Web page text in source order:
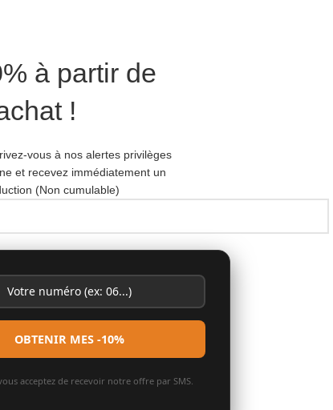
à partir de
!
vous à nos alertes privilèges
et recevez immédiatement un
(Non cumulable)
acceptez de recevoir notre offre par SMS.